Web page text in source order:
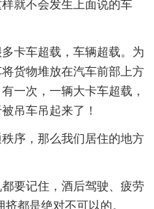
就不会发生上面说的车
卡车超载，车辆超载。为
货物堆放在汽车前部上方
一次，一辆大卡车超载，
吊车吊起来了！
序，那么我们居住的地方
要记住，酒后驾驶、疲劳
都是绝对不可以的。